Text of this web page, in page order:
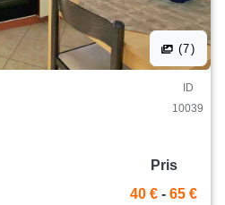
(7)
ID
10039
Pris
40 € - 65 €